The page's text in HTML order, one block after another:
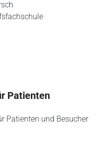
Patienten
Patienten und Besucher